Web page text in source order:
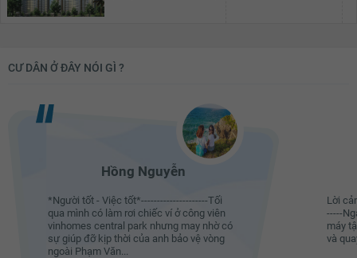
CƯ DÂN Ở ĐÂY NÓI GÌ ?
Hồng Nguyễn
*Người tốt - Việc tốt*---------------------Tối
qua mình có làm rơi chiếc ví ở công viên
vinhomes central park nhưng may nhờ có
sự giúp đỡ kịp thời của anh bảo vệ vòng
ngoài Phạm Văn...
Lời
-----
máy
và